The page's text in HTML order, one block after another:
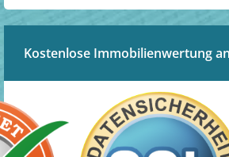
Kostenlose Immobilienwertung